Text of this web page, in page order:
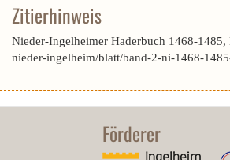
Zitierhinweis
Nieder-Ingelheimer Haderbuch 1468-
nieder-ingelheim/blatt/band-2-ni-1468-
Förderer